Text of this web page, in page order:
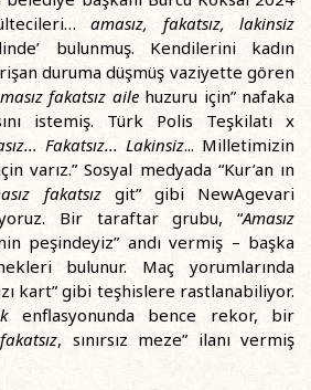
amasız, fakatsız, lakinsiz
bulunmuş. Kendilerini kadın
duruma düşmüş vaziyette gören
fakatsız ailehuzuru için” nafaka
istemiş. Türk Polis Teşkilatı x
Fakatsız... Lakinsiz... Milletimizin
varız.” Sosyal medyada “Kur’an ın
fakatsızgit” gibi NewAgevari
Bir taraftar grubu, “Amasız
peşindeyiz” andı vermiş – başka
bulunur. Maç yorumlarında
kart” gibi teşhislere rastlanabiliyor.
enflasyonunda bence rekor, bir
, sınırsız meze” ilanı vermiş